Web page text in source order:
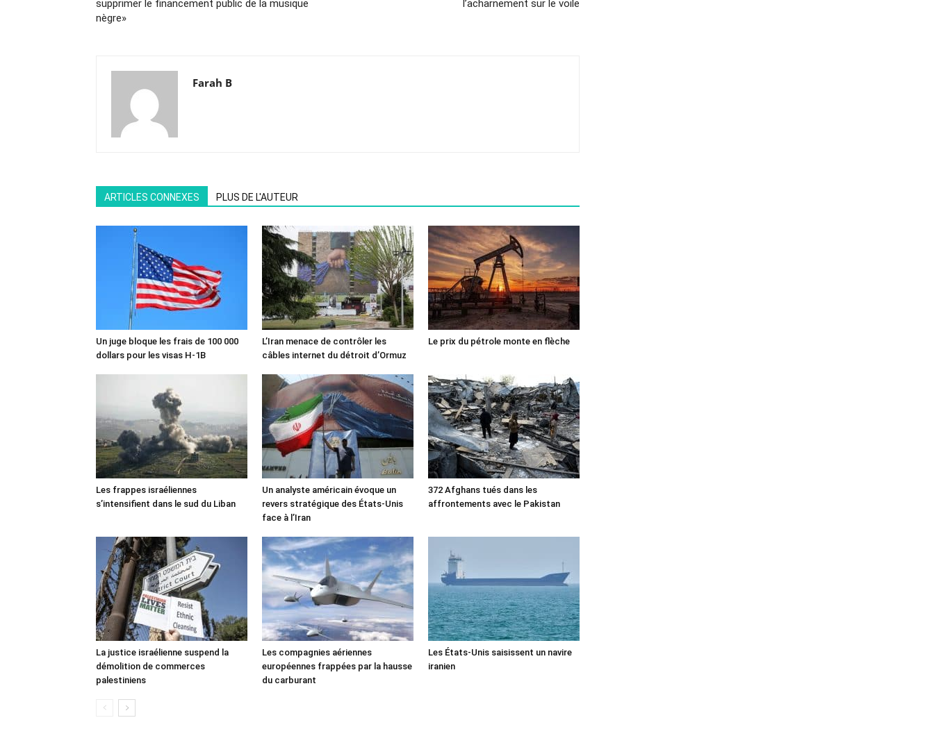
supprimer le financement public de la musique
nègre»
l’acharnement sur le voile
Farah B
ARTICLES CONNEXES PLUS DE L'AUTEUR
Un juge bloque les frais de 100 000
dollars pour les visas H-1B
L’Iran menace de contrôler les
câbles internet du détroit d’Ormuz
Le prix du pétrole monte en flèche
Les frappes israéliennes
s’intensifient dans le sud du Liban
Un analyste américain évoque un
revers stratégique des États-Unis
face à l’Iran
372 Afghans tués dans les
affrontements avec le Pakistan
La justice israélienne suspend la
démolition de commerces
palestiniens
Les compagnies aériennes
européennes frappées par la hausse
du carburant
Les États-Unis saisissent un navire
iranien